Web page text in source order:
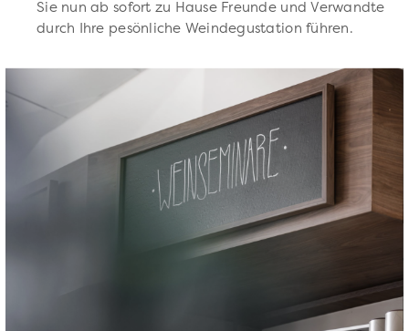
Sie nun ab sofort zu Hause Freunde und Verwandte
durch Ihre pesönliche Weindegustation führen.